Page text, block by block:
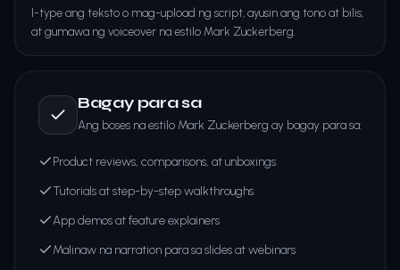
I-type ang teksto o mag-upload ng script, ayusin ang tono at bilis,
at gumawa ng voiceover na estilo Mark Zuckerberg.
Bagay para sa
Ang boses na estilo Mark Zuckerberg ay bagay para sa:
Product reviews, comparisons, at unboxings
Tutorials at step-by-step walkthroughs
App demos at feature explainers
Malinaw na narration para sa slides at webinars